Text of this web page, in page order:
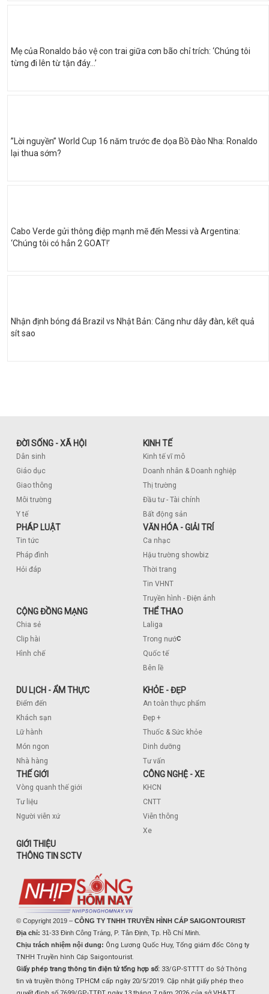
Mẹ của Ronaldo bảo vệ con trai giữa cơn bão chỉ trích: ‘Chúng tôi
từng đi lên từ tận đáy…’
”Lời nguyền” World Cup 16 năm trước đe dọa Bồ Đào Nha: Ronaldo
lại thua sớm?
Cabo Verde gửi thông điệp mạnh mẽ đến Messi và Argentina:
‘Chúng tôi có hẳn 2 GOAT!’
Nhận định bóng đá Brazil vs Nhật Bản: Căng như dây đàn, kết quả
sít sao
ĐỜI SỐNG - XÃ HỘI
Dân sinh
Giáo dục
Giao thông
Môi trường
Y tế
KINH TẾ
Kinh tế vĩ mô
Doanh nhân & Doanh nghiệp
Thị trường
Đầu tư - Tài chính
Bất động sản
PHÁP LUẬT
Tin tức
Pháp đình
Hỏi đáp
VĂN HÓA - GIẢI TRÍ
Ca nhạc
Hậu trường showbiz
Thời trang
Tin VHNT
Truyền hình - Điện ảnh
CỘNG ĐỒNG MẠNG
Chia sẻ
Clip hài
Hình chế
THỂ THAO
Laliga
Trong nước
Quốc tế
Bên lề
DU LỊCH - ẨM THỰC
Điểm đến
Khách sạn
Lữ hành
Món ngon
Nhà hàng
KHỎE - ĐẸP
An toàn thực phẩm
Đẹp +
Thuốc & Sức khỏe
Dinh dưỡng
Tư vấn
THẾ GIỚI
Vòng quanh thế giới
Tư liệu
Người viễn xứ
CÔNG NGHỆ - XE
KHCN
CNTT
Viễn thông
Xe
GIỚI THIỆU
THÔNG TIN SCTV
© Copyright 2019 – CÔNG TY TNHH TRUYỀN HÌNH CÁP SAIGONTOURIST
Địa chỉ: 31-33 Đinh Công Tráng, P. Tân Định, Tp. Hồ Chí Minh.
Chịu trách nhiệm nội dung: Ông Lương Quốc Huy, Tổng giám đốc Công ty
TNHH Truyền hình Cáp Saigontourist.
Giấy phép trang thông tin điện tử tổng hợp số: 33/GP-STTTT do Sở Thông
tin và truyền thông TPHCM cấp ngày 20/5/2019. Cập nhật giấy phép theo